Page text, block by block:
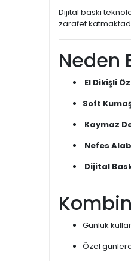
Dijital baskı
zarafet
Neden
El Dikişli
Soft
Kaymaz
Nefes
Dijital
Günlük
Özel